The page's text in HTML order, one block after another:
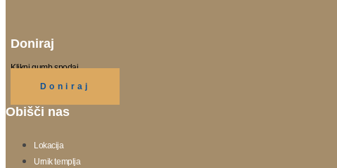
Doniraj
Klikni gumb spodaj.
Doniraj
Obišči nas
Lokacija
Urnik templja